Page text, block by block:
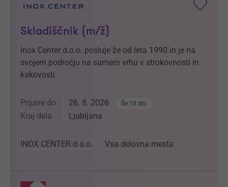
Skladiščnik (m/ž)
Inox Center d.o.o. posluje že od leta 1990 in je na
svojem področju na samem vrhu v strokovnosti in
kakovosti.
Prijave do 26. 8. 2026 Še 18 dni
Kraj dela Ljubljana
INOX CENTER d.o.o. Vsa delovna mesta